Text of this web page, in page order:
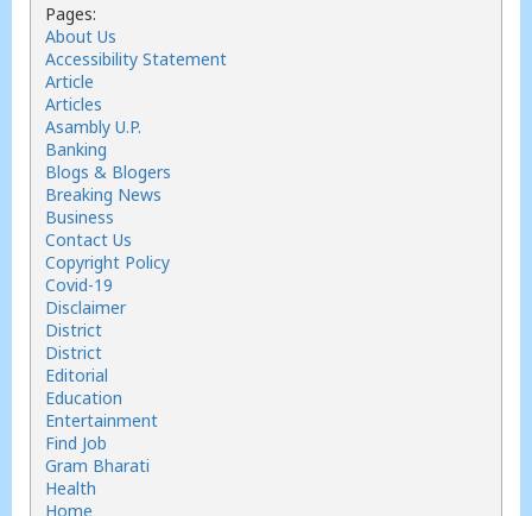
Pages:
About Us
Accessibility Statement
Article
Articles
Asambly U.P.
Banking
Blogs & Blogers
Breaking News
Business
Contact Us
Copyright Policy
Covid-19
Disclaimer
District
District
Editorial
Education
Entertainment
Find Job
Gram Bharati
Health
Home